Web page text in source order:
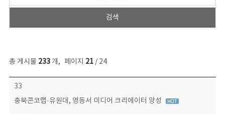
총 게시물 233개, 페이지 21/ 24
보도자료 목록 - 번호, 제목, 작성자, 파일, 조회수, 작성일 정보 제공
33
충북콘코랩·유원대, 영동서 미디어 크리에이터 양성